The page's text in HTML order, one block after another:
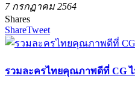
7 กรกฏาคม 2564
Shares
ShareTweet
รวมละครไทยคุณภาพดีที่ CG